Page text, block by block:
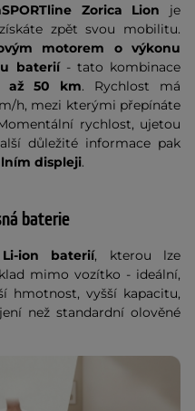
Zorica Lion je
zpět svou mobilitu.
motorem o výkonu
baterií - tato kombinace
až 50 km. Rychlost má
h, mezi kterými přepínáte
rychlost, ujetou
důležité informace pak
displeji.
baterie
Li-ion baterií, kterou lze
mimo vozítko - ideální,
hmotnost, vyšší kapacitu,
než standardní olověné